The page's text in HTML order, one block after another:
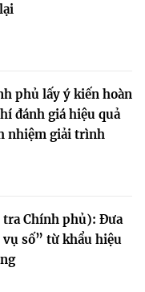
phủ lấy ý kiến hoàn
đánh giá hiệu quả
nhiệm giải trình
tra Chính phủ): Đưa
số” từ khẩu hiệu